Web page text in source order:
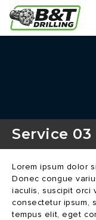
Service 03
Lorem ipsum dolor
Donec congue
iaculis, suscipit orci
consectetur ipsum,
tempus elit, eget